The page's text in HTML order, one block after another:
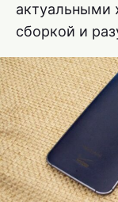
актуальными
сборкой и